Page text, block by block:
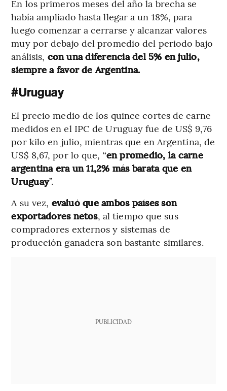
En los primeros meses del año la brecha se
había ampliado hasta llegar a un 18%, para
luego comenzar a cerrarse y alcanzar valores
muy por debajo del promedio del periodo bajo
análisis, con una diferencia del 5% en julio,
siempre a favor de Argentina.
#Uruguay
El precio medio de los quince cortes de carne
medidos en el IPC de Uruguay fue de US$ 9,76
por kilo en julio, mientras que en Argentina, de
US$ 8,67, por lo que, “en promedio, la carne
argentina era un 11,2% más barata que en
Uruguay”.
A su vez, evaluó que ambos países son
exportadores netos, al tiempo que sus
compradores externos y sistemas de
producción ganadera son bastante similares.
PUBLICIDAD